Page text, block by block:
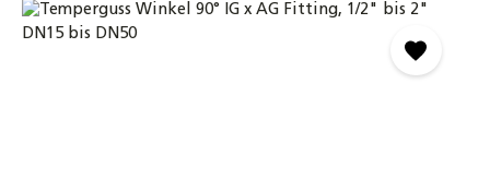
Bildergalerie überspringen